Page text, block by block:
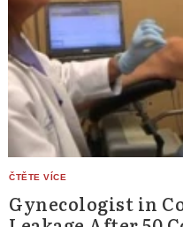
Gynecologist in